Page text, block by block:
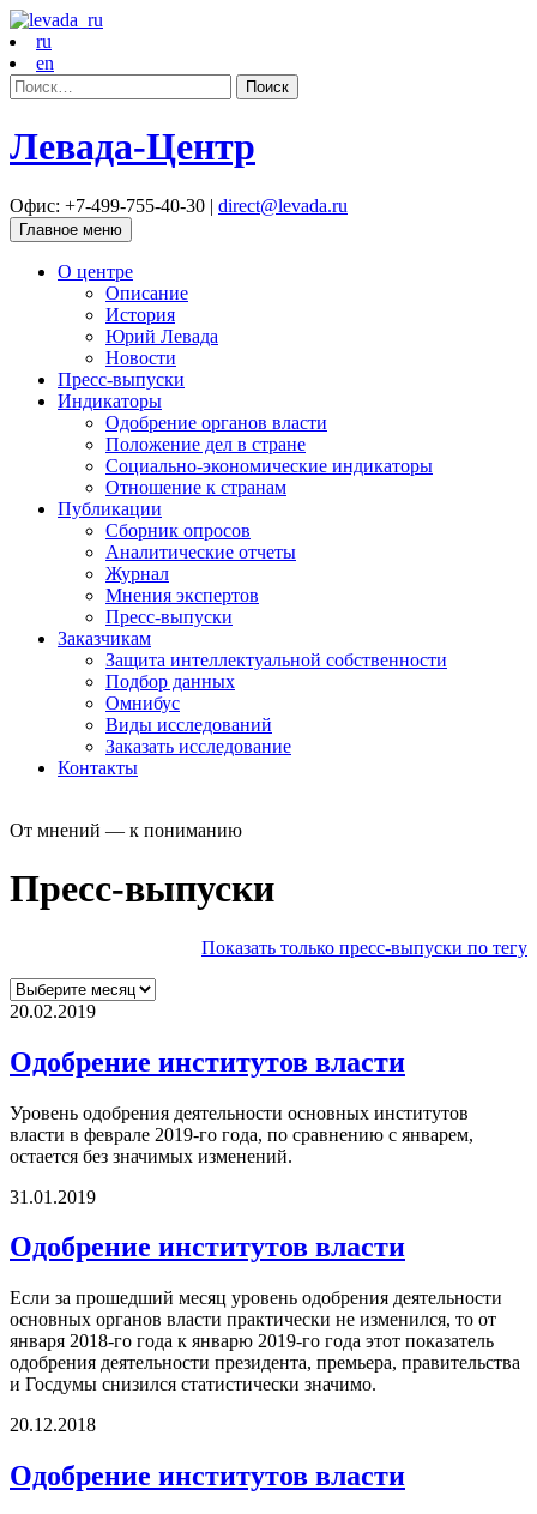
ru
en
Найти:
Левада-Центр
Офис: +7-499-755-40-30 | direct@levada.ru
Главное меню
О центре
Описание
История
Юрий Левада
Новости
Пресс-выпуски
Индикаторы
Одобрение органов власти
Положение дел в стране
Социально-экономические индикаторы
Отношение к странам
Публикации
Сборник опросов
Аналитические отчеты
Журнал
Мнения экспертов
Пресс-выпуски
Заказчикам
Защита интеллектуальной собственности
Подбор данных
Омнибус
Виды исследований
Заказать исследование
Контакты
От мнений — к пониманию
Пресс-выпуски
Показать только пресс-выпуски по тегу
20.02.2019
Одобрение институтов власти
Уровень одобрения деятельности основных институтов
власти в феврале 2019-го года, по сравнению с январем,
остается без значимых изменений.
31.01.2019
Одобрение институтов власти
Если за прошедший месяц уровень одобрения деятельности
основных органов власти практически не изменился, то от
января 2018-го года к январю 2019-го года этот показатель
одобрения деятельности президента, премьера, правительства
и Госдумы снизился статистически значимо.
20.12.2018
Одобрение институтов власти